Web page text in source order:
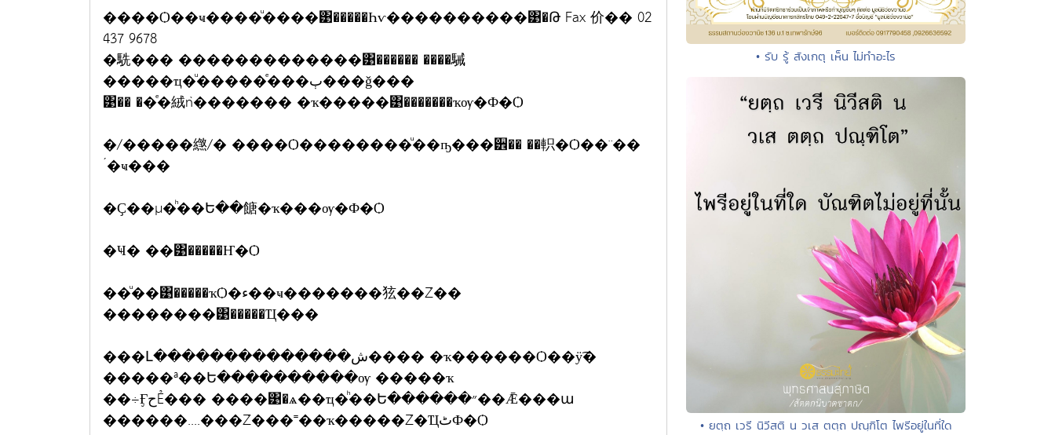
����Ѻ��ҹ����ͧ����͹�����Һѵ����������͹�Թ Fax 价�� 02
437 9678
�駪��� �������������͹������ ����駴
�����ҵ�ͧ�����ͤ���ٻ���ǧ���
͹�� ��ͤ�絨ǹ������� �ҡ�����͹�������ҡѹ�Ф�Ѻ
�/�����繺/� ����Ѻ��������ͧ��ҧ���੾�� ��軹�Ѻ��¨��
´�ҹ���
�Ҫ��µ�ͪ��Ե��餹�ҡ���ѹ�Ф�Ѻ
�Ҹ� ��͹�����Ҥ�Ѻ
��ͧ��͹�����ҡѺ�ء��ҹ�������㹡��Ź��
��������͹�����Ҵ���
���Լ��������������ش���� �ҡ������Ѻ��ÿ͡�
�����ª��Ե����������ѹ �����ҡ
��÷ӺحẺ��� ����͹�ѧ��ҵ�ͪ��Ե������״��Ǣ���ա
������....���Ź���˭��ҡ�����Ź�ҴٹФ�Ѻ
• รับ รู้ สังเกตุ เห็น ไม่ทำอะไร
• ยตฺถ เวรี นิวีสติ น วเส ตตฺถ ปณฺฑิโต ไพรีอยู่ในที่ใด